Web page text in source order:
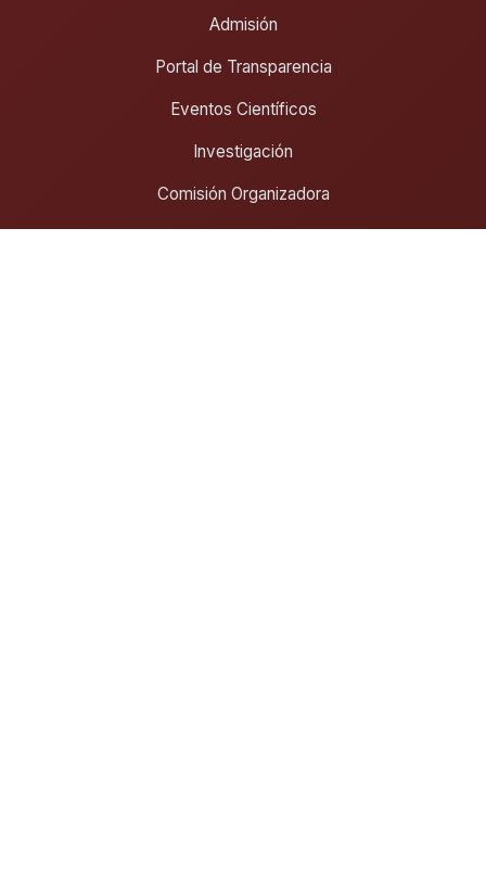
Admisión
Portal de Transparencia
Eventos Científicos
Investigación
Comisión Organizadora